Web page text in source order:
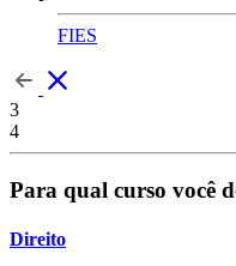
FIES
3
4
Para qual curso você
Direito